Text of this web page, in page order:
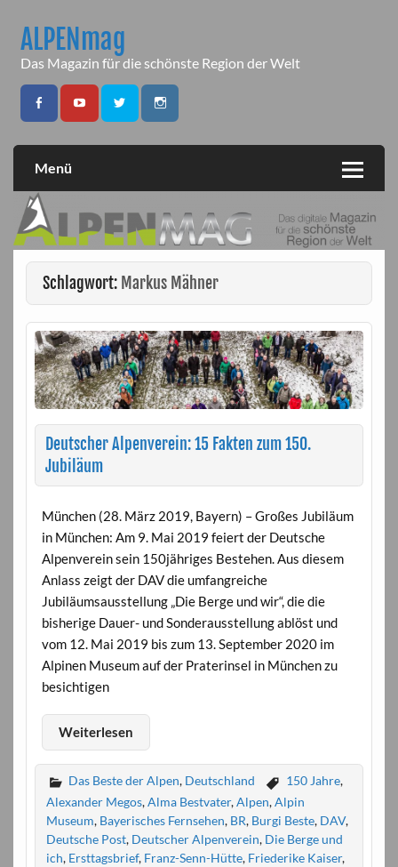
contentALPENmag
Das Magazin für die schönste Region der Welt
Menü
Schlagwort: Markus Mähner
Deutscher Alpenverein: 15 Fakten zum 150.
Jubiläum
München (28. März 2019, Bayern) – Großes Jubiläum
in München: Am 9. Mai 2019 feiert der Deutsche
Alpenverein sein 150jähriges Bestehen. Aus diesem
Anlass zeigt der DAV die umfangreiche
Jubiläumsausstellung „Die Berge und wir“, die die
bisherige Dauer- und Sonderausstellung ablöst und
vom 12. Mai 2019 bis zum 13. September 2020 im
Alpinen Museum auf der Praterinsel in München zu
besichtigen
Weiterlesen
Das Beste der Alpen, Deutschland 150 Jahre,
Alexander Megos,Alma Bestvater,Alpen,Alpin
Museum, Bayerisches Fernsehen, BR, Burgi Beste, DAV,
Deutsche Post, Deutscher Alpenverein, Die Berge und
ich, Ersttagsbrief, Franz-Senn-Hütte, Friederike Kaiser,